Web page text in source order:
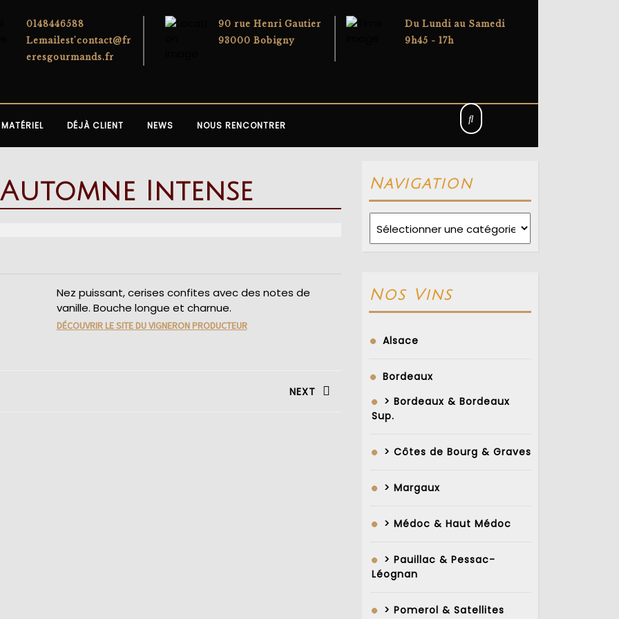
0148446588
Lemailest'contact@fr
eresgourmands.fr
90 rue Henri Gautier
93000 Bobigny
Du Lundi au Samedi
9h45 - 17h
MATÉRIEL DÉJÀ CLIENT NEWS NOUS RENCONTRER
Intense
Nez puissant, cerises confites avec des notes de
vanille. Bouche longue et charnue.
DÉCOUVRIR LE SITE DU VIGNERON PRODUCTEUR
NEXT
Navigation
Nos Vins
Alsace
Bordeaux
> Bordeaux & Bordeaux
Sup.
> Côtes de Bourg & Graves
> Margaux
> Médoc & Haut Médoc
> Pauillac & Pessac-
Léognan
> Pomerol & Satellites